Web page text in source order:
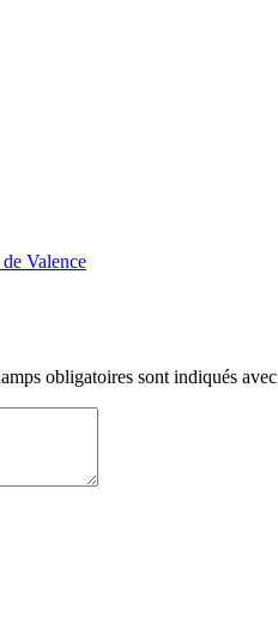
Valence
obligatoires sont indiqués avec